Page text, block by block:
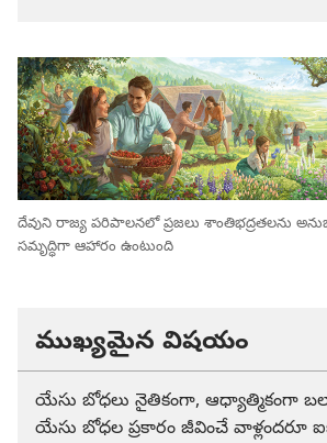
దేవుని రాజ్య పరిపాలనలో ప్రజలు శాంతిభద్రతలను
సమృద్ధిగా ఆహారం ఉంటుంది
ముఖ్యమైన విషయం
యేసు బోధలు నైతికంగా, ఆధ్యాత్మికంగా
యేసు బోధల ప్రకారం జీవించే వాళ్లందరూ